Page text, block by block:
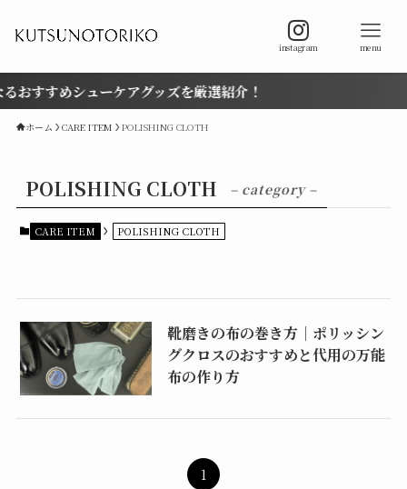
instagram menu
すすめシューケアグッズを厳選紹介！
ホーム CARE ITEM POLISHING CLOTH
POLISHING CLOTH – category –
CARE ITEM POLISHING CLOTH
靴磨きの布の巻き方｜ポリッシン
グクロスのおすすめと代用の万能
布の作り方
1